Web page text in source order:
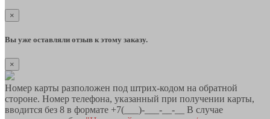
×
Вы уже оставляли отзыв к этому заказу.
×
Номер карты разположен под штрих-кодом на обратной
стороне. Номер телефона, указанный при получении карты,
вводится без 8 в формате +7(___)-___-__-__ В случае